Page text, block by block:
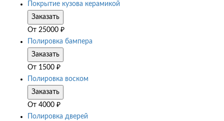
Покрытие кузова керамикой
Заказать
От 25000 ₽
Полировка бампера
Заказать
От 1500 ₽
Полировка воском
Заказать
От 4000 ₽
Полировка дверей